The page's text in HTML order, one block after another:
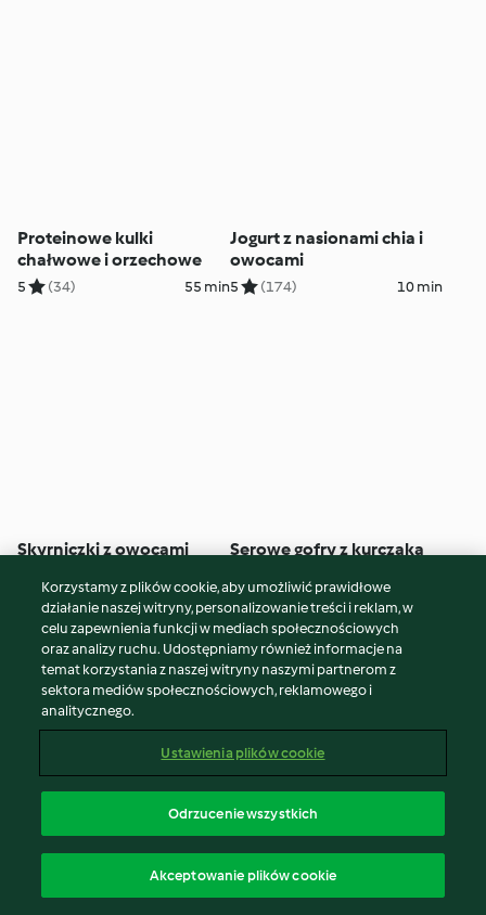
Proteinowe kulki
chałwowe i orzechowe
5 (34) 55 min
Jogurt z nasionami chia i
owocami
5 (174) 10 min
Skyrniczki z owocami
(271) 45 min
Serowe gofry z kurczaka
4 (290)
Batony proteinowe
Proteinowy blok
twarogowy z czekoladą
Korzystamy z plików cookie, aby umożliwić prawidłowe
działanie naszej witryny, personalizowanie treści i reklam, w
celu zapewnienia funkcji w mediach społecznościowych
oraz analizy ruchu. Udostępniamy również informacje na
temat korzystania z naszej witryny naszymi partnerom z
sektora mediów społecznościowych, reklamowego i
analitycznego.
Ustawienia plików cookie
Odrzucenie wszystkich
Akceptowanie plików cookie